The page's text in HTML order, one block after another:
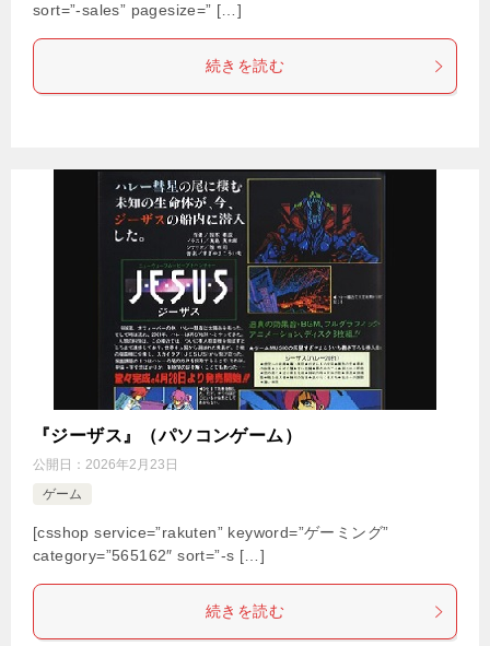
sort=”-sales” pagesize=” […]
続きを読む
『ジーザス』（パソコンゲーム）
公開日： 2026年2月23日
ゲーム
[csshop service=”rakuten” keyword=”ゲーミング”
category=”565162″ sort=”-s […]
続きを読む